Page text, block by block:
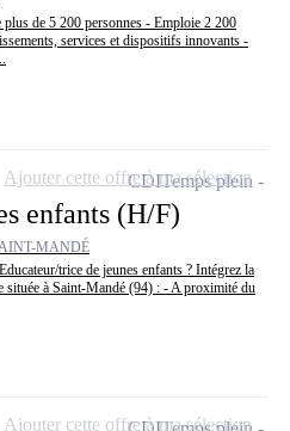
de 5 200 personnes - Emploie 2 200
services et dispositifs innovants -
enfants (H/F)
MANDÉ
trice de jeunes enfants ? Intégrez la
située à Saint-Mandé (94) : - A proximité du
CDITemps plein
Ajouter cette offre à ma sélection
Ajouter cette offre à ma sélection